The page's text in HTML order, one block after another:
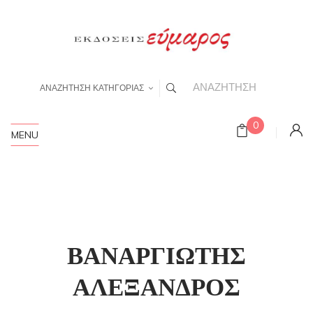
ΑΝΑΖΗΤΗΣΗ ΚΑΤΗΓΟΡΙΑΣ
0
MENU
ΒΑΝΑΡΓΙΩΤΗΣ
ΑΛΕΞΑΝΔΡΟΣ